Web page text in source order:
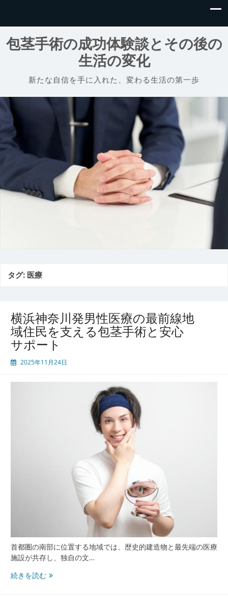
包茎手術の成功体験談とその後の
生活の変化
新たな自信を手に入れた、変わる生活の第一歩
タグ: 医療
横浜神奈川発男性医療の最前線地
域住民を支える包茎手術と安心
サポート
2025年11月24日
首都圏の南部に位置する地域では、歴史的建造物と最先端の医療
施設が共存し、独自の文…
続きを読む横